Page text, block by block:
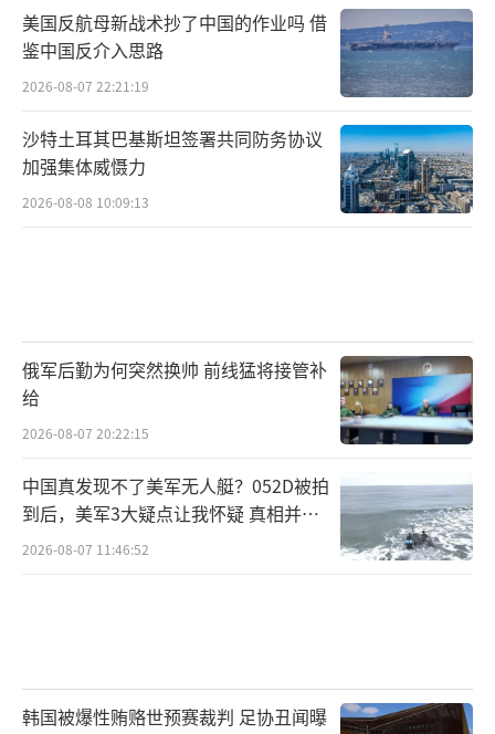
美以伊冲突中的认知战，特别是美国发布
的所谓“高燃”视频，也让不少媒体和学者担
心战争宣传被娱乐化以及商品化，掩盖了战争
的残酷性。
在社交媒体逻辑下，战争不再只是政治与
美国与以色列对伊朗发动的袭击引发了范围更
广的地区冲突，造成数千人死亡。五角大楼已
增派数千名美军前往中东，这增加了地面作战
的可能性，并可能导致局势进一步恶化。与此
同时，这场冲突正在扰乱全球市场，推高能源
价格，扰乱全球供应链。这些复杂而沉重的后
果，在信息流中往往被边缘化。
频会减弱人们的批判性思维，降低他们对战争
美国反航母新战术抄了中国的作业吗 借
鉴中国反介入思路
2026-08-07 22:21:19
沙特土耳其巴基斯坦签署共同防务协议
加强集体威慑力
2026-08-08 10:09:13
俄军后勤为何突然换帅 前线猛将接管补
给
2026-08-07 20:22:15
中国真发现不了美军无人艇？052D被拍
到后，美军3大疑点让我怀疑 真相并非
如此
2026-08-07 11:46:52
韩国被爆性贿赂世预赛裁判 足协丑闻曝